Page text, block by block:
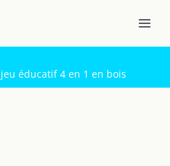
éducatif 4 en 1 en bois